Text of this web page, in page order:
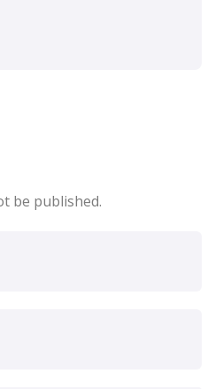
be published.